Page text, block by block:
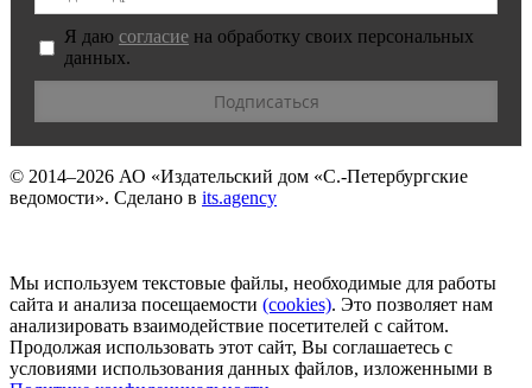
Я даю согласие на обработку своих персональных
данных.
© 2014–2026 АО «Издательский дом «С.-Петербургские
ведомости». Сделано в its.agency
Мы используем текстовые файлы, необходимые для работы
сайта и анализа посещаемости (сookies). Это позволяет нам
анализировать взаимодействие посетителей с сайтом.
Продолжая использовать этот сайт, Вы соглашаетесь с
условиями использования данных файлов, изложенными в